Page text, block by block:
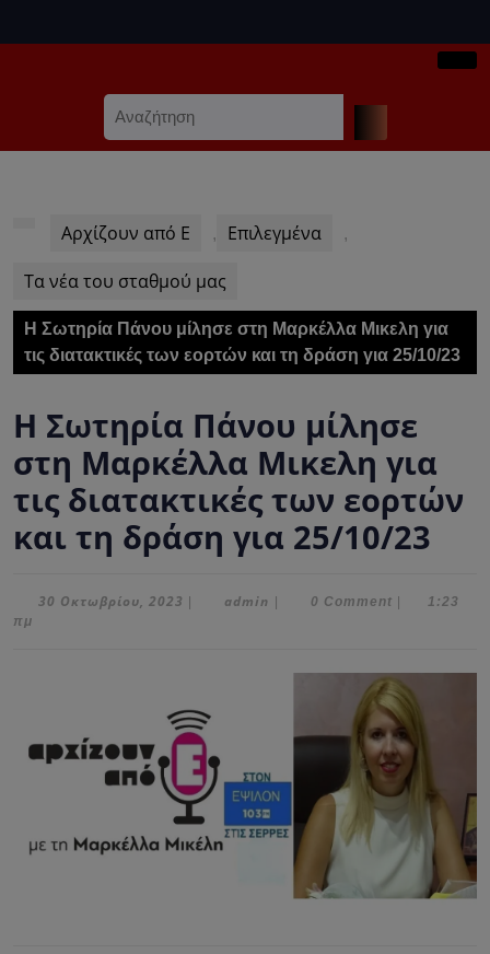
to
for:
Αρχίζουν από Ε , Επιλεγμένα ,
Τα νέα του σταθμού μας
Η Σωτηρία Πάνου μίλησε στη Μαρκέλλα Μικελη για
τις διατακτικές των εορτών και τη δράση για 25/10/23
Η Σωτηρία Πάνου μίλησε
στη Μαρκέλλα Μικελη για
τις διατακτικές των εορτών
και τη δράση για 25/10/23
30 Οκτωβρίου, 2023 30
admin admin0 Comment
1:23
πμ